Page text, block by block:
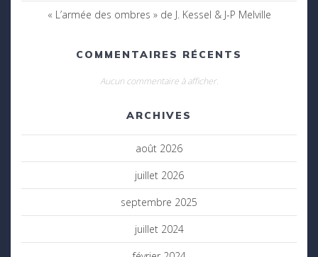
« L’armée des ombres » de J. Kessel & J-P Melville
COMMENTAIRES RÉCENTS
Aucun commentaire à afficher.
ARCHIVES
août 2026
juillet 2026
septembre 2025
juillet 2024